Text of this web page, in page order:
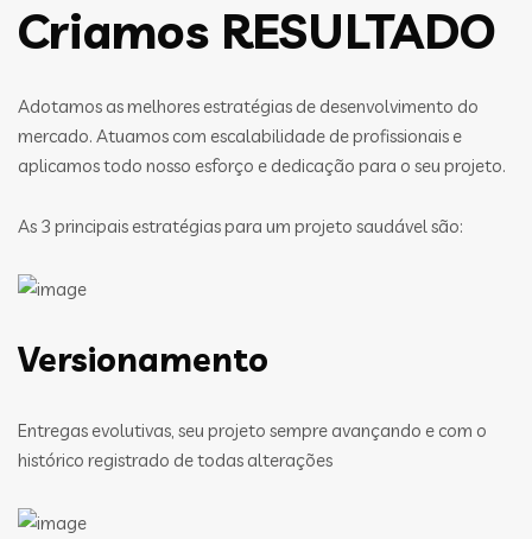
Criamos RESULTADO
Adotamos as melhores estratégias de desenvolvimento do
mercado. Atuamos com escalabilidade de profissionais e
aplicamos todo nosso esforço e dedicação para o seu projeto.
As 3 principais estratégias para um projeto saudável são:
Versionamento
Entregas evolutivas, seu projeto sempre avançando e com o
histórico registrado de todas alterações